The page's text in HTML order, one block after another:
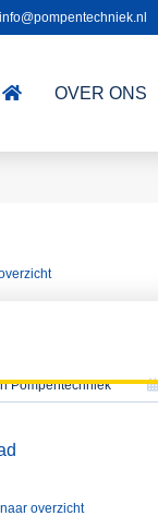
info@pompentechniek.nl
OVER ONS
Pompentechniek
overzicht